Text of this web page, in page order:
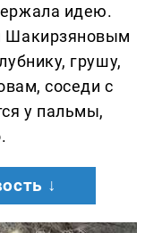
идею.
Шакирзяновым
грушу,
соседи с
у пальмы,
↓